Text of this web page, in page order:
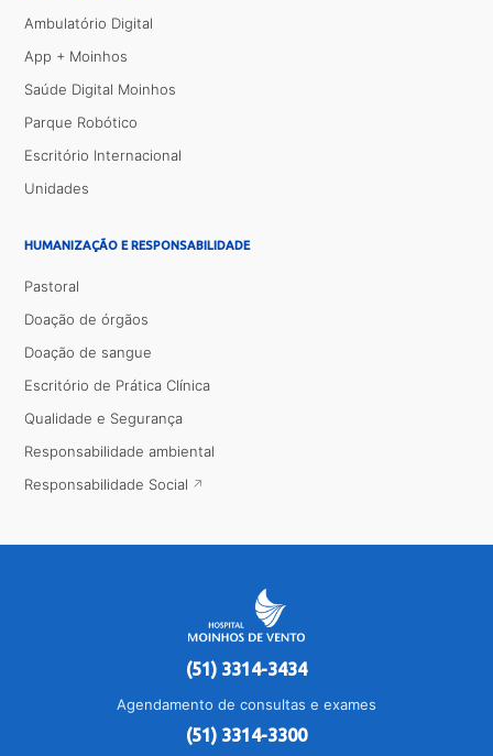
Ambulatório Digital
App + Moinhos
Saúde Digital Moinhos
Parque Robótico
Escritório Internacional
Unidades
HUMANIZAÇÃO E RESPONSABILIDADE
Pastoral
Doação de órgãos
Doação de sangue
Escritório de Prática Clínica
Qualidade e Segurança
Responsabilidade ambiental
Responsabilidade Social
(51) 3314-3434
Agendamento de consultas e exames
(51) 3314-3300